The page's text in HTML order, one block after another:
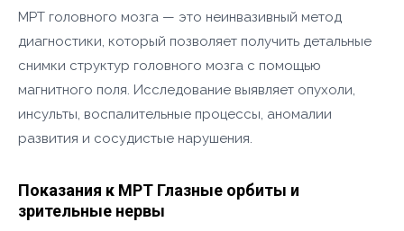
МРТ головного мозга — это неинвазивный метод
диагностики, который позволяет получить детальные
снимки структур головного мозга с помощью
магнитного поля. Исследование выявляет опухоли,
инсульты, воспалительные процессы, аномалии
развития и сосудистые нарушения.
Показания к МРТ Глазные орбиты и
зрительные нервы